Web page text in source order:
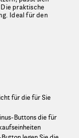
praktische
Ideal für den
für die für Sie
Buttons die für